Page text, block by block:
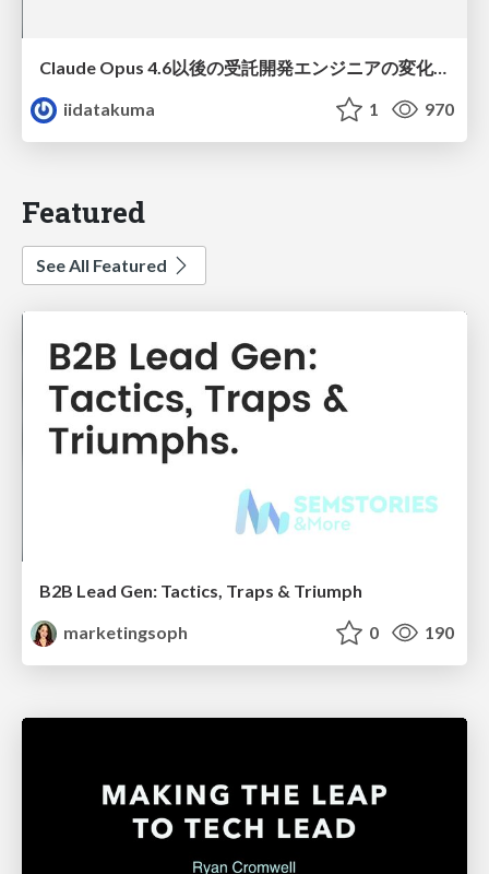
Claude Opus 4.6以後の受託開発エンジニアの変化(Claude Code開発ノウハウ大公開スペシャルbyクラスメソッド)
iidatakuma
1 970
Featured
See All Featured
B2B Lead Gen: Tactics, Traps & Triumph
marketingsoph
0 190